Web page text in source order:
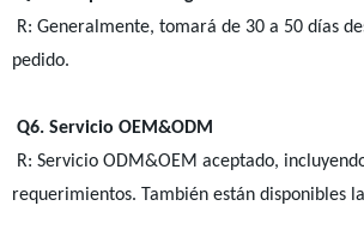
R: Generalmente, tomará de 30 a 50 días
pedido.
Q6. Servicio OEM&ODM
R: Servicio ODM&OEM aceptado,
requerimientos. También están disponibles